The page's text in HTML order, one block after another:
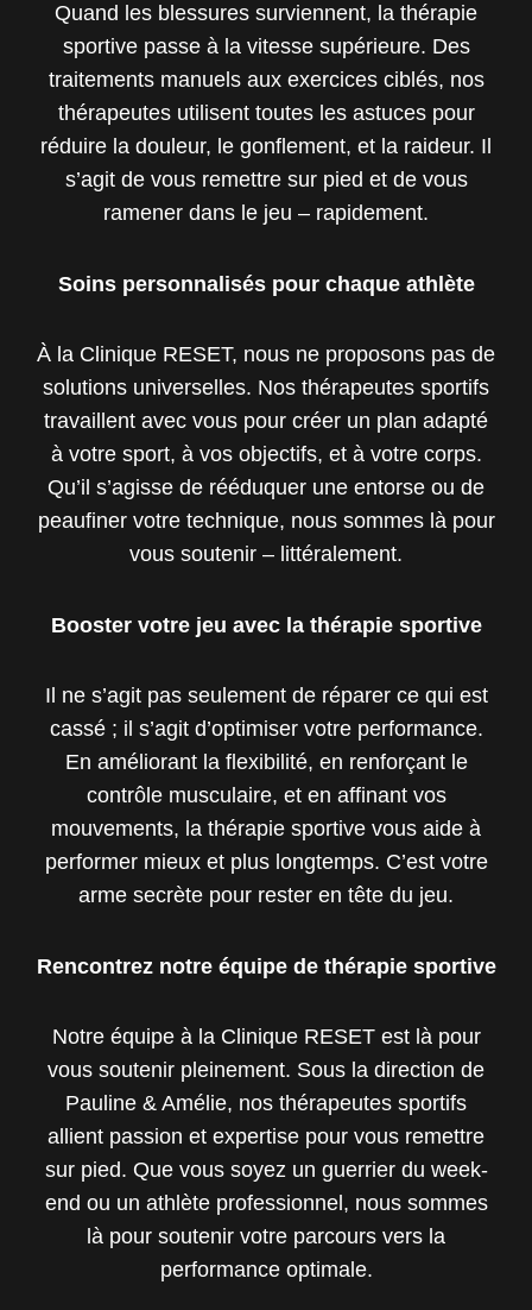
Quand les blessures surviennent, la thérapie
sportive passe à la vitesse supérieure. Des
traitements manuels aux exercices ciblés, nos
thérapeutes utilisent toutes les astuces pour
réduire la douleur, le gonflement, et la raideur. Il
s’agit de vous remettre sur pied et de vous
ramener dans le jeu – rapidement.
Soins personnalisés pour chaque athlète
À la Clinique RESET, nous ne proposons pas de
solutions universelles. Nos thérapeutes sportifs
travaillent avec vous pour créer un plan adapté
à votre sport, à vos objectifs, et à votre corps.
Qu’il s’agisse de rééduquer une entorse ou de
peaufiner votre technique, nous sommes là pour
vous soutenir – littéralement.
Booster votre jeu avec la thérapie sportive
Il ne s’agit pas seulement de réparer ce qui est
cassé ; il s’agit d’optimiser votre performance.
En améliorant la flexibilité, en renforçant le
contrôle musculaire, et en affinant vos
mouvements, la thérapie sportive vous aide à
performer mieux et plus longtemps. C’est votre
arme secrète pour rester en tête du jeu.
Rencontrez notre équipe de thérapie sportive
Notre équipe à la Clinique RESET est là pour
vous soutenir pleinement. Sous la direction de
Pauline & Amélie, nos thérapeutes sportifs
allient passion et expertise pour vous remettre
sur pied. Que vous soyez un guerrier du week-
end ou un athlète professionnel, nous sommes
là pour soutenir votre parcours vers la
performance optimale.